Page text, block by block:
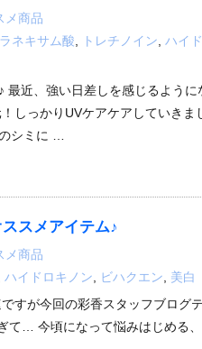
メ商品
ラネキサム酸 トレチノイン ハイ
最近、強い日差しを感じるように
しっかりUVケアケアしていき
シミに …
スメアイテム♪
メ商品
ハイドロキノン, ビハクエン, 美白
すが今回の彩香スタッフブログ
… 今頃になって悩みはじめる、